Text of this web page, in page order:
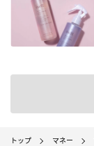
トップ マネー